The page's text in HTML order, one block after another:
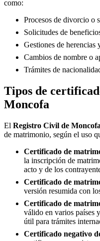
como:
Procesos de divorcio o
Solicitudes de
Gestiones de herencias
Cambios de nombre o
Trámites de
Tipos de
Moncofa
El Registro Civil de Moncofa
de matrimonio, según el uso
Certificado de
la inscripción de
acto y de los
Certificado de
versión resumida con
Certificado de
válido en varios países
útil para trámites
Certificado negativo